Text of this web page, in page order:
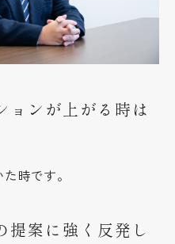
ョンが上がる時は
時です。
提案に強く反発し